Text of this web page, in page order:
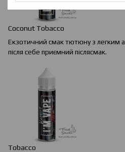
Coconut Tobacco
Екзотичний смак тютюну з легким
після себе приємний післясмак.
Tobacco